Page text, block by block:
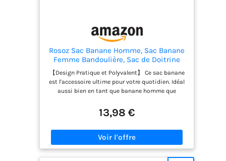
Rosoz Sac Banane Homme, Sac Banane
Femme Bandoulière, Sac de Doitrine
homme Sac Banane Femme Randonnée
Accessoires, Cadeau, la Course Le
Cyclisme l'extérieur Le Jogging
【Design Pratique et Polyvalent】 Ce sac banane
est l'accessoire ultime pour votre quotidien. Idéal
aussi bien en tant que banane homme que
déplacements, du shopping aux randonnée, en
passant par les voyages, grâce à son style
Organisation Optimisée】 Ne vous fiez pas à sa
taille compacte ! Cette sacoche étonnamment
13,98 €